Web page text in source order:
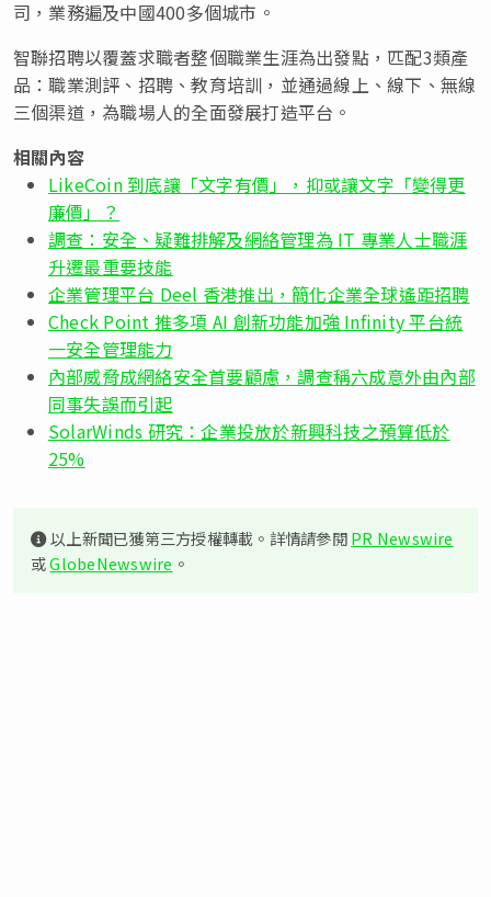
司，業務遍及中國400多個城市。
智聯招聘以覆蓋求職者整個職業生涯為出發點，匹配3類產
品：職業測評、招聘、教育培訓，並通過線上、線下、無線
三個渠道，為職場人的全面發展打造平台。
相關內容
LikeCoin 到底讓「文字有價」，抑或讓文字「變得更
廉價」？
調查：安全、疑難排解及網絡管理為 IT 專業人士職涯
升遷最重要技能
企業管理平台 Deel 香港推出，簡化企業全球遙距招聘
Check Point 推多項 AI 創新功能加強 Infinity 平台統
一安全管理能力
內部威脅成網絡安全首要顧慮，調查稱六成意外由內部
同事失誤而引起
SolarWinds 研究：企業投放於新興科技之預算低於
25%
以上新聞已獲第三方授權轉載。詳情請參閱PR Newswire
或GlobeNewswire 。